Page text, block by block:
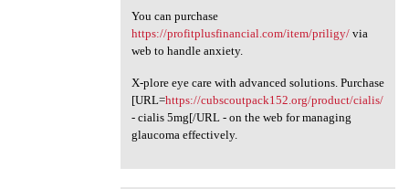
You can purchase
https://profitplusfinancial.com/item/priligy/via
web to handle anxiety.
X-plore eye care with advanced solutions. Purchase
[URL=https://cubscoutpack152.org/product/cialis/
- cialis 5mg[/URL - on the web for managing
glaucoma effectively.